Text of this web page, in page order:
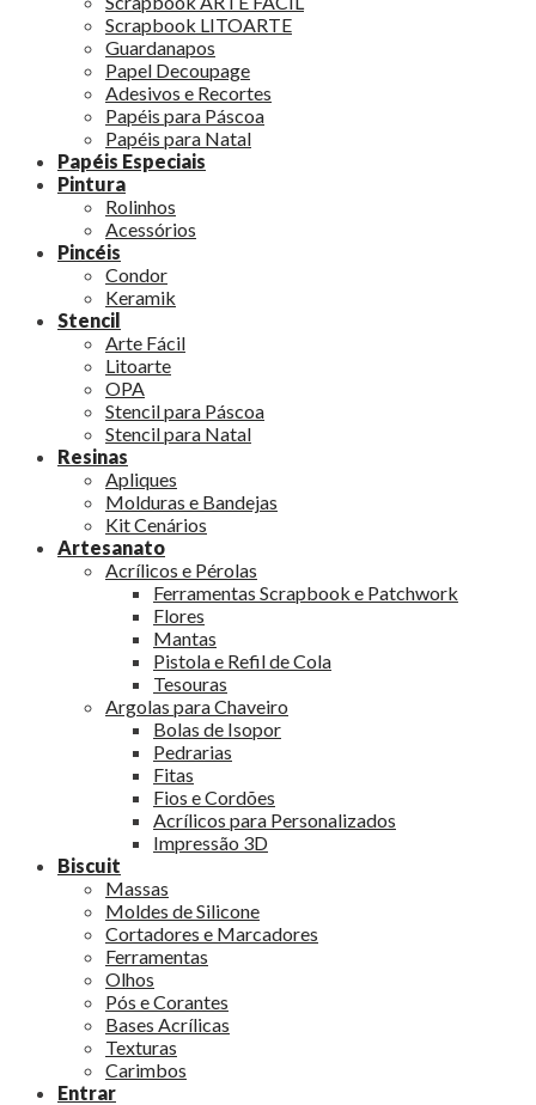
Scrapbook LITOARTE
Guardanapos
Papel Decoupage
Adesivos e Recortes
Papéis para Páscoa
Papéis para Natal
Papéis Especiais
Pintura
Rolinhos
Acessórios
Pincéis
Condor
Keramik
Stencil
Arte Fácil
Litoarte
OPA
Stencil para Páscoa
Stencil para Natal
Resinas
Apliques
Molduras e Bandejas
Kit Cenários
Artesanato
Acrílicos e Pérolas
Ferramentas Scrapbook e Patchwork
Flores
Mantas
Pistola e Refil de Cola
Tesouras
Argolas para Chaveiro
Bolas de Isopor
Pedrarias
Fitas
Fios e Cordões
Acrílicos para Personalizados
Impressão 3D
Biscuit
Massas
Moldes de Silicone
Cortadores e Marcadores
Ferramentas
Olhos
Pós e Corantes
Bases Acrílicas
Texturas
Carimbos
Entrar